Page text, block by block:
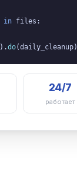
in files:
).do(daily_cleanup)
24/7
работает